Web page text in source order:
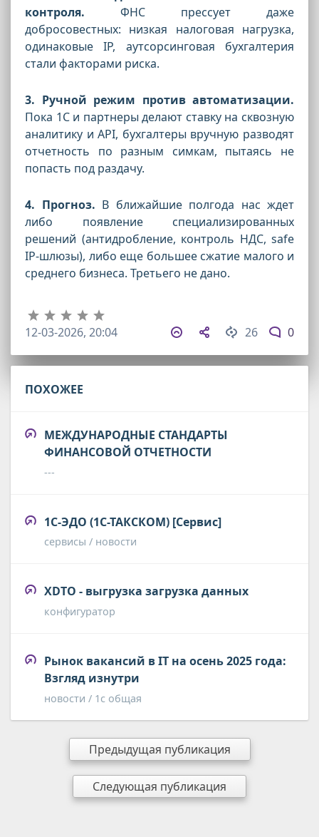
контроля. ФНС прессует даже
добросовестных: низкая налоговая нагрузка,
одинаковые IP, аутсорсинговая бухгалтерия
стали факторами риска.
3. Ручной режим против автоматизации.
Пока 1С и партнеры делают ставку на сквозную
аналитику и API, бухгалтеры вручную разводят
отчетность по разным симкам, пытаясь не
попасть под раздачу.
4. Прогноз. В ближайшие полгода нас ждет
либо появление специализированных
решений (антидробление, контроль НДС, safe
IP-шлюзы), либо еще большее сжатие малого и
среднего бизнеса. Третьего не дано.
26 0
12-03-2026, 20:04
ПОХОЖЕЕ
МЕЖДУНАРОДНЫЕ СТАНДАРТЫ
ФИНАНСОВОЙ ОТЧЕТНОСТИ
---
1С-ЭДО (1С-ТАКСКОМ) [Сервис]
сервисы / новости
XDTO - выгрузка загрузка данных
конфигуратор
Рынок вакансий в IT на осень 2025 года:
Взгляд изнутри
новости / 1с общая
Предыдущая публикация
Следующая публикация